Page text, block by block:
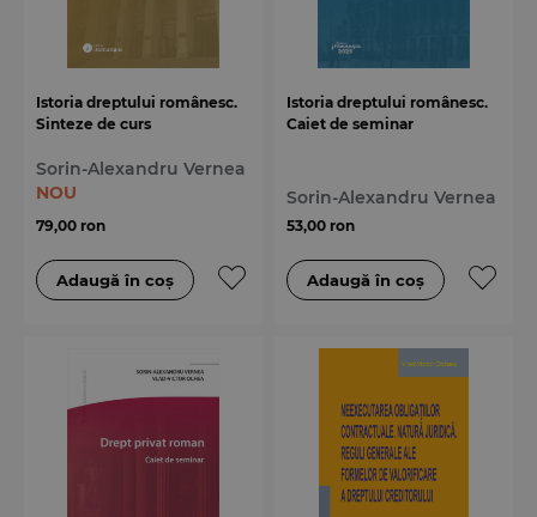
Istoria dreptului românesc.
Sinteze de curs
Sorin-Alexandru Vernea
NOU
79,00 ron
Istoria dreptului românesc.
Caiet de seminar
Sorin-Alexandru Vernea
53,00 ron